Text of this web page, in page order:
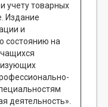
учету товарных
Издание
и
состоянию на
деятельность».